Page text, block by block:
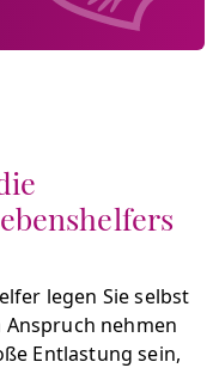
legen Sie selbst
nehmen
Entlastung sein,